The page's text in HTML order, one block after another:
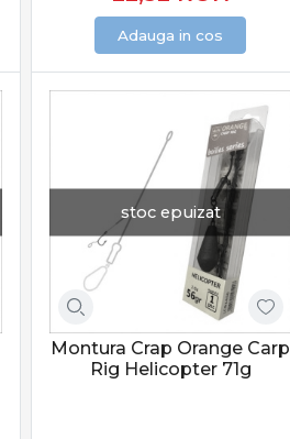
Adauga in cos
stoc epuizat
Montura Crap Orange Carp
Rig Helicopter 71g